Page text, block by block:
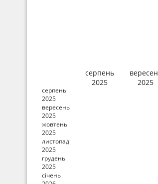
серпень
2025
2025
серпень
2025
вересень
2025
жовтень
2025
листопад
2025
грудень
2025
січень